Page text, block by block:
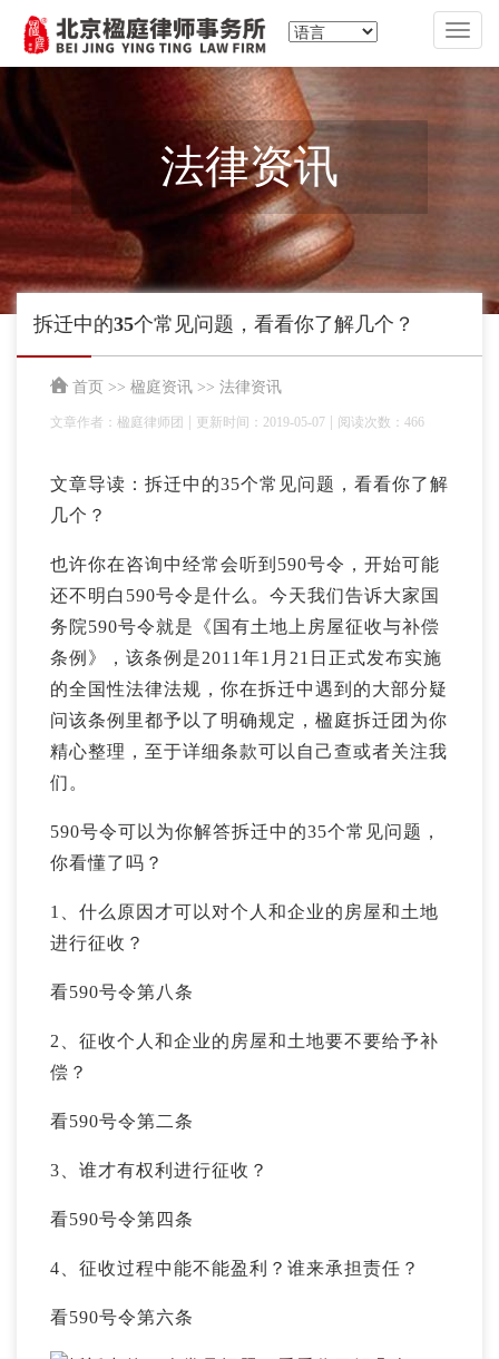
切
换
导
法律资讯
拆迁中的35个常见问题，看看你了解几个？
首页 >> 楹庭资讯 >> 法律资讯
文章作者：楹庭律师团 更新时间：2019-05-07 阅读次数：466
文章导读：拆迁中的35个常见问题，看看你了解
几个？
也许你在咨询中经常会听到590号令，开始可能
还不明白590号令是什么。今天我们告诉大家国
务院590号令就是《国有土地上房屋征收与补偿
条例》，该条例是2011年1月21日正式发布实施
的全国性法律法规，你在拆迁中遇到的大部分疑
问该条例里都予以了明确规定，楹庭拆迁团为你
精心整理，至于详细条款可以自己查或者关注我
们。
590号令可以为你解答拆迁中的35个常见问题，
你看懂了吗？
1、什么原因才可以对个人和企业的房屋和土地
进行征收？
看590号令第八条
2、征收个人和企业的房屋和土地要不要给予补
偿？
看590号令第二条
3、谁才有权利进行征收？
看590号令第四条
4、征收过程中能不能盈利？谁来承担责任？
看590号令第六条